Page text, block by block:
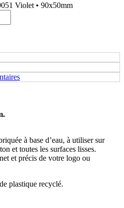
Violet • 90x50mm
à base d’eau, à utiliser sur
et toutes les surfaces lisses.
et précis de votre logo ou
plastique recyclé.